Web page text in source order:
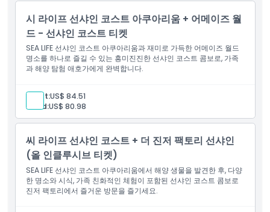
시 라이프 선샤인 코스트 아쿠아리움 + 어메이즈 월
드 - 선샤인 코스트 티켓
SEA LIFE 선샤인 코스트 아쿠아리움과 재미로 가득한 어메이즈 월드
명소를 하나로 즐길 수 있는 흥미진진한 선샤인 코스트 콤보로, 가족
과 해양 탐험 애호가에게 완벽합니다.
Adult:US$ 84.51
Child:US$ 80.98
씨 라이프 선샤인 코스트 + 더 진저 팩토리 선샤인
(올 인클루시브 티켓)
SEA LIFE 선샤인 코스트 아쿠아리움에서 해양 생물을 발견한 후, 다양
한 명소와 시식, 가족 친화적인 체험이 포함된 선샤인 코스트 콤보로
진저 팩토리에서 즐거운 방문을 즐기세요.